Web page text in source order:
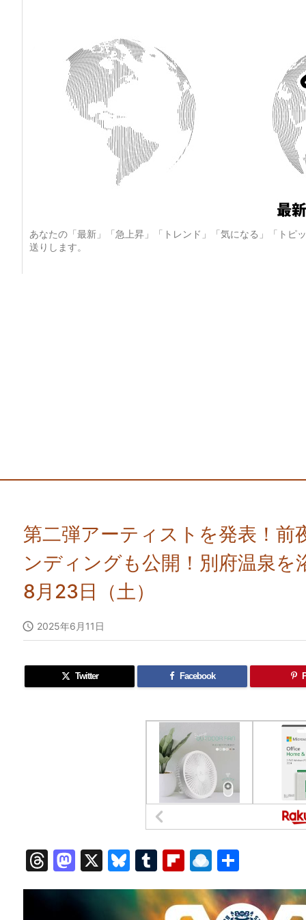
あなたの「最新」「急上昇」「トレンド」「気になる」「ト
送りします。
第二弾アーティストを発表！前
ンディングも公開！別府温泉を
8月23日（土）
 2025年6月11日
Twitter Facebook
T
hr
e
M
a
st
X
Bl
u
e
T
u
m
Fl
ip
b
R
ai
n
有